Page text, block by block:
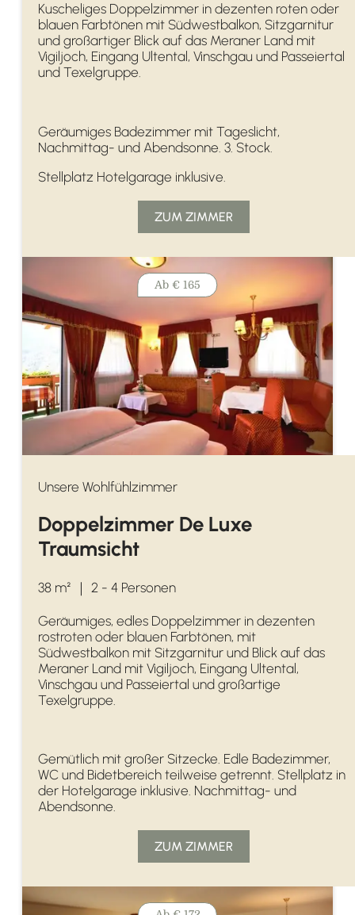
Kuscheliges Doppelzimmer in dezenten roten oder
blauen Farbtönen mit Südwestbalkon, Sitzgarnitur
und großartiger Blick auf das Meraner Land mit
Vigiljoch, Eingang Ultental, Vinschgau und Passeiertal
und Texelgruppe.
Geräumiges Badezimmer mit Tageslicht,
Nachmittag- und Abendsonne. 3. Stock.
Stellplatz Hotelgarage inklusive.
ZUM ZIMMER
Unsere Wohlfühlzimmer
Doppelzimmer De Luxe
Traumsicht
38 m² ｜ 2 - 4 Personen
Geräumiges, edles Doppelzimmer in dezenten
rostroten oder blauen Farbtönen, mit
Südwestbalkon mit Sitzgarnitur und Blick auf das
Meraner Land mit Vigiljoch, Eingang Ultental,
Vinschgau und Passeiertal und großartige
Texelgruppe.
Gemütlich mit großer Sitzecke. Edle Badezimmer,
WC und Bidetbereich teilweise getrennt. Stellplatz in
der Hotelgarage inklusive. Nachmittag- und
Abendsonne.
ZUM ZIMMER
Ab € 165